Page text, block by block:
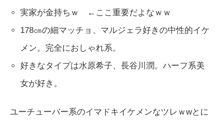
実家が金持ちｗ ←ここ重要だよなｗｗ
178㎝の細マッチョ、マルジェラ好きの中性的イケ
メン。完全におしゃれ系。
好きなタイプは水原希子、長谷川潤。ハーフ系美
女が好き。
ユーチューバー系のイマドキイケメンなツレｗwとに